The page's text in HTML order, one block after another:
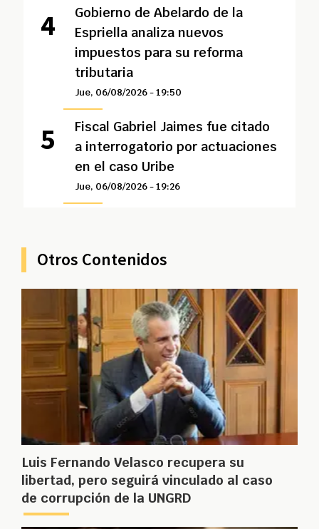
Gobierno de Abelardo de la
Espriella analiza nuevos
impuestos para su reforma
tributaria
Jue, 06/08/2026 - 19:50
Fiscal Gabriel Jaimes fue citado
a interrogatorio por actuaciones
en el caso Uribe
Jue, 06/08/2026 - 19:26
Otros Contenidos
Luis Fernando Velasco recupera su
libertad, pero seguirá vinculado al caso
de corrupción de la UNGRD